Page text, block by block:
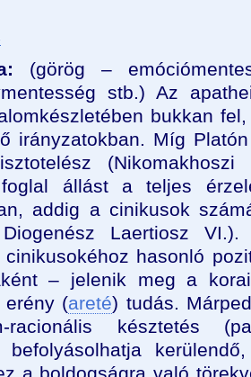
(görög –
stb.) Az
bukkan
irányzatokban. Míg
állást a teljes
addig a cinikusok
Laertiosz
hasonló
– jelenik meg a
erény (areté) tudás.
racionális késztetés
befolyásolhatja
a boldogságra való